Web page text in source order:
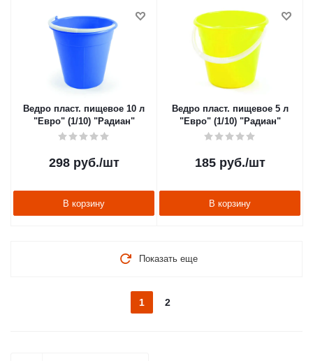
Ведро пласт. пищевое 10 л
"Евро" (1/10) "Радиан"
298руб./шт
В корзину
Ведро пласт. пищевое 5 л
"Евро" (1/10) "Радиан"
185руб./шт
В корзину
Показать еще
1 2